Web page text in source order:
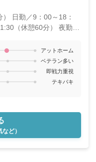
日勤／9：00～18：
（休憩60分）
夜勤／
アットホーム
ベテラン多い
即戦力重視
テキパキ
ど）